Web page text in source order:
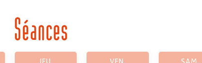
Séances